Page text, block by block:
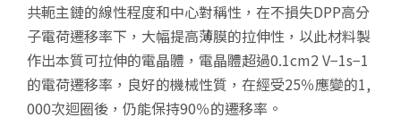
共軛主鏈的線性程度和中心對稱性，在不損失DPP高分
子電荷遷移率下，大幅提高薄膜的拉伸性，以此材料製
作出本質可拉伸的電晶體，電晶體超過0.1cm2 V−1s−1
的電荷遷移率，良好的機械性質，在經受25％應變的1,
000次迴圈後，仍能保持90％的遷移率。